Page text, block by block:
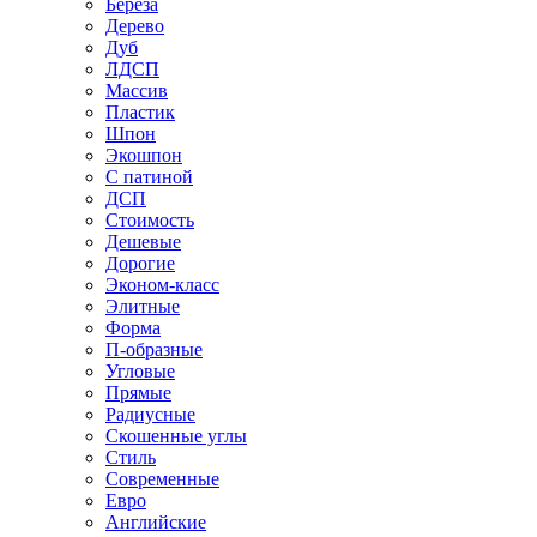
Береза
Дерево
Дуб
ЛДСП
Массив
Пластик
Шпон
Экошпон
С патиной
ДСП
Стоимость
Дешевые
Дорогие
Эконом-класс
Элитные
Форма
П-образные
Угловые
Прямые
Радиусные
Скошенные углы
Стиль
Современные
Евро
Английские